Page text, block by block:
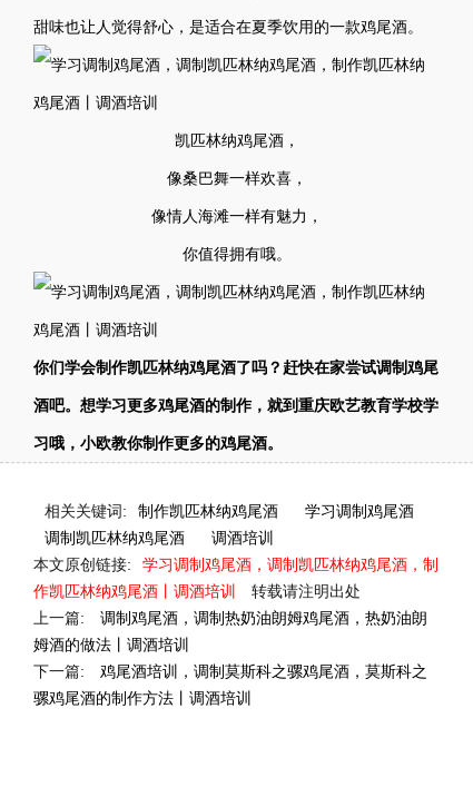
甜味也让人觉得舒心，是适合在夏季饮用的一款鸡尾酒。
凯匹林纳鸡尾酒，
像桑巴舞一样欢喜，
像情人海滩一样有魅力，
你值得拥有哦。
你们学会制作凯匹林纳鸡尾酒了吗？赶快在家尝试调制鸡尾
酒吧。想学习更多鸡尾酒的制作，就到重庆欧艺教育学校学
习哦，小欧教你制作更多的鸡尾酒。
相关关键词: 制作凯匹林纳鸡尾酒
学习调制鸡尾酒
调制凯匹林纳鸡尾酒
调酒培训
本文原创链接:
学习调制鸡尾酒，调制凯匹林纳鸡尾酒，制
作凯匹林纳鸡尾酒丨调酒培训
转载请注明出处
上一篇:
调制鸡尾酒，调制热奶油朗姆鸡尾酒，热奶油朗
姆酒的做法丨调酒培训
下一篇:
鸡尾酒培训，调制莫斯科之骡鸡尾酒，莫斯科之
骡鸡尾酒的制作方法丨调酒培训